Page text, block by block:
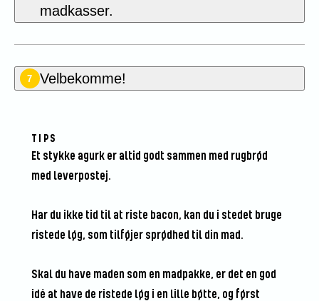
madkasser.
7 Velbekomme!
TIPS
Et stykke agurk er altid godt sammen med rugbrød
med leverpostej.
Har du ikke tid til at riste bacon, kan du i stedet bruge
ristede løg, som tilføjer sprødhed til din mad.
Skal du have maden som en madpakke, er det en god
idé at have de ristede løg i en lille bøtte, og først